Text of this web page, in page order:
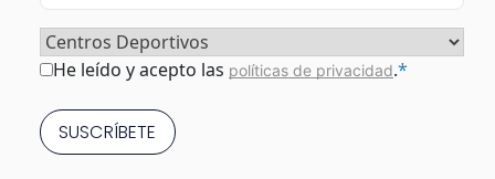
Sector*
Consentimiento*
He leído y acepto las políticas de privacidad.*